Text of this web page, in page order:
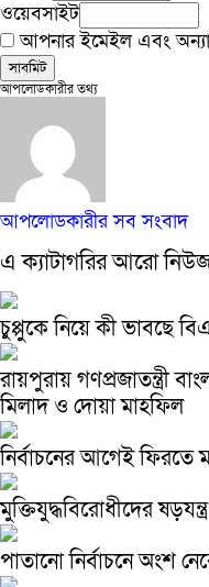
ওয়েবসাইট
আপনার ইমেইল এবং
আপলোডকারীর তথ্য
আপলোডকারীর সব সংবাদ
এ ক্যাটাগরির আরো
চুপ্পুকে নিয়ে কী ভাবছে
রায়পুরায় গণপ্রজাতন্ত্রী
মিলাদ ও দোয়া মাহফিল
নির্বাচনের আগেই ফিরতে
মুক্তিযুদ্ধবিরোধীদের
পাতানো নির্বাচনে অংশ